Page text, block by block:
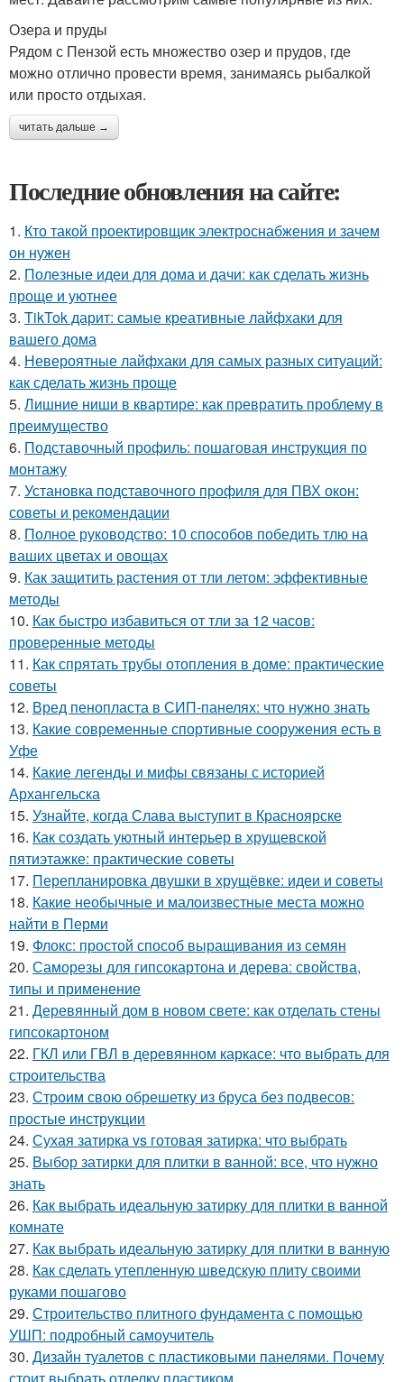
Озера и пруды
Рядом с Пензой есть множество озер и прудов, где
можно отлично провести время, занимаясь рыбалкой
или просто отдыхая.
читать дальше →
Последние обновления на сайте:
1. Кто такой проектировщик электроснабжения и зачем
он нужен
2. Полезные идеи для дома и дачи: как сделать жизнь
проще и уютнее
3. TikTok дарит: самые креативные лайфхаки для
вашего дома
4. Невероятные лайфхаки для самых разных ситуаций:
как сделать жизнь проще
5. Лишние ниши в квартире: как превратить проблему в
преимущество
6. Подставочный профиль: пошаговая инструкция по
монтажу
7. Установка подставочного профиля для ПВХ окон:
советы и рекомендации
8. Полное руководство: 10 способов победить тлю на
ваших цветах и овощах
9. Как защитить растения от тли летом: эффективные
методы
10. Как быстро избавиться от тли за 12 часов:
проверенные методы
11. Как спрятать трубы отопления в доме: практические
советы
12. Вред пенопласта в СИП-панелях: что нужно знать
13. Какие современные спортивные сооружения есть в
Уфе
14. Какие легенды и мифы связаны с историей
Архангельска
15. Узнайте, когда Слава выступит в Красноярске
16. Как создать уютный интерьер в хрущевской
пятиэтажке: практические советы
17. Перепланировка двушки в хрущёвке: идеи и советы
18. Какие необычные и малоизвестные места можно
найти в Перми
19. Флокс: простой способ выращивания из семян
20. Саморезы для гипсокартона и дерева: свойства,
типы и применение
21. Деревянный дом в новом свете: как отделать стены
гипсокартоном
22. ГКЛ или ГВЛ в деревянном каркасе: что выбрать для
строительства
23. Строим свою обрешетку из бруса без подвесов:
простые инструкции
24. Сухая затирка vs готовая затирка: что выбрать
25. Выбор затирки для плитки в ванной: все, что нужно
знать
26. Как выбрать идеальную затирку для плитки в ванной
комнате
27. Как выбрать идеальную затирку для плитки в ванную
28. Как сделать утепленную шведскую плиту своими
руками пошагово
29. Строительство плитного фундамента с помощью
УШП: подробный самоучитель
30. Дизайн туалетов с пластиковыми панелями. Почему